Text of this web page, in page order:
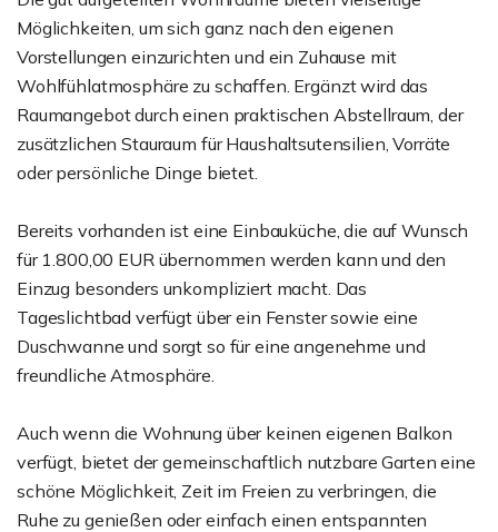
Möglichkeiten, um sich ganz nach den eigenen
Vorstellungen einzurichten und ein Zuhause mit
Wohlfühlatmosphäre zu schaffen. Ergänzt wird das
Raumangebot durch einen praktischen Abstellraum, der
zusätzlichen Stauraum für Haushaltsutensilien, Vorräte
oder persönliche Dinge bietet.
Bereits vorhanden ist eine Einbauküche, die auf Wunsch
für 1.800,00 EUR übernommen werden kann und den
Einzug besonders unkompliziert macht. Das
Tageslichtbad verfügt über ein Fenster sowie eine
Duschwanne und sorgt so für eine angenehme und
freundliche Atmosphäre.
Auch wenn die Wohnung über keinen eigenen Balkon
verfügt, bietet der gemeinschaftlich nutzbare Garten eine
schöne Möglichkeit, Zeit im Freien zu verbringen, die
Ruhe zu genießen oder einfach einen entspannten